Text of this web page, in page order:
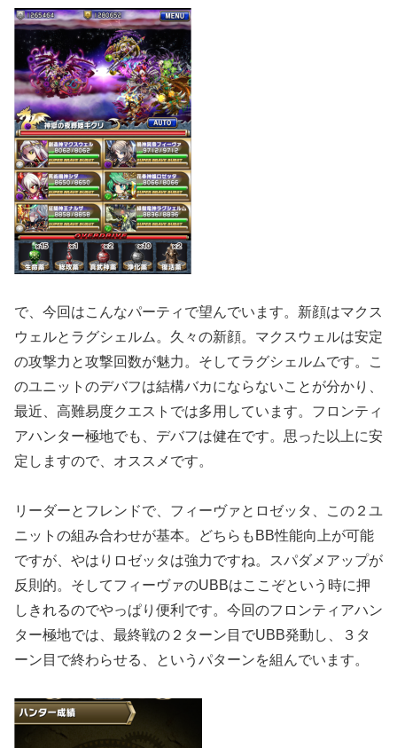
で、今回はこんなパーティで望んでいます。新顔はマクス
ウェルとラグシェルム。久々の新顔。マクスウェルは安定
の攻撃力と攻撃回数が魅力。そしてラグシェルムです。こ
のユニットのデバフは結構バカにならないことが分かり、
最近、高難易度クエストでは多用しています。フロンティ
アハンター極地でも、デバフは健在です。思った以上に安
定しますので、オススメです。
リーダーとフレンドで、フィーヴァとロゼッタ、この２ユ
ニットの組み合わせが基本。どちらもBB性能向上が可能
ですが、やはりロゼッタは強力ですね。スパダメアップが
反則的。そしてフィーヴァのUBBはここぞという時に押
しきれるのでやっぱり便利です。今回のフロンティアハン
ター極地では、最終戦の２ターン目でUBB発動し、３タ
ーン目で終わらせる、というパターンを組んでいます。